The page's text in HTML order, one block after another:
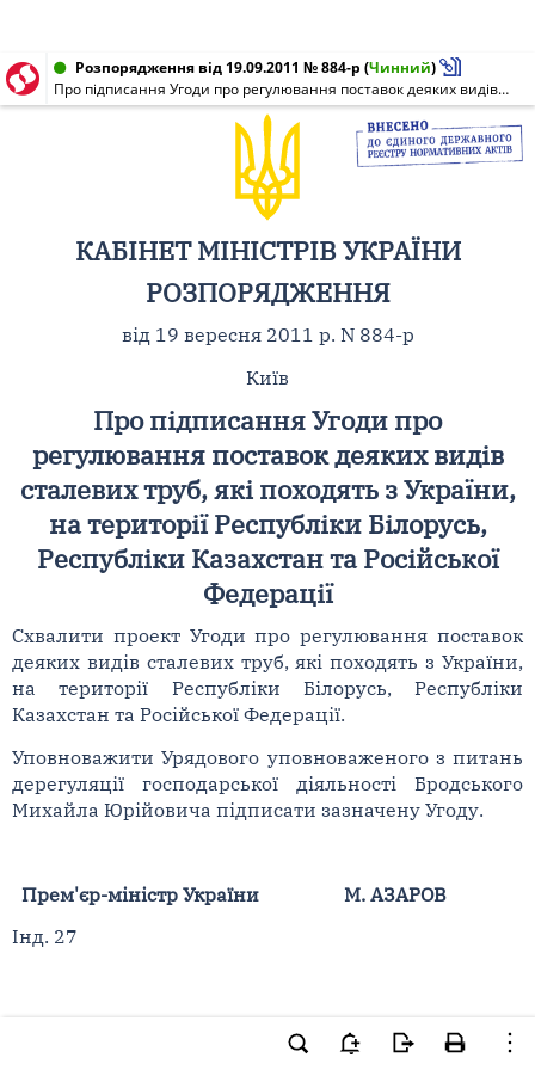
Розпорядження від 19.09.2011 № 884-р (Чинний)
Про підписання Угоди про регулювання поставок деяких видів сталевих труб, які походять з України, на території Республіки Білорусь, Республіки Казахстан та Російської Федерації